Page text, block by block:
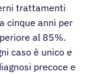
trattamenti
cinque anni per
al 85%.
caso è unico e
precoce e